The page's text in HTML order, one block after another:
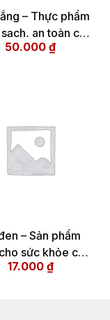
– Thực phẩm
an toàn cho
sức khỏe
50.000 ₫
– Sản phẩm
sức khỏe của
và gia đình
17.000 ₫